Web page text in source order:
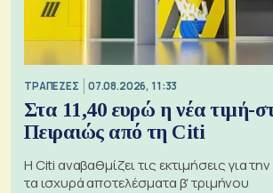
ΤΡΑΠΕΖΕΣ 07.08.2026, 11:33
Στα 11,40 ευρώ η νέα τιμή-
Πειραιώς από τη Citi
Η Citi αναβαθμίζει τις εκτιμήσεις για
τα ισχυρά αποτελέσματα β' τριμήνου